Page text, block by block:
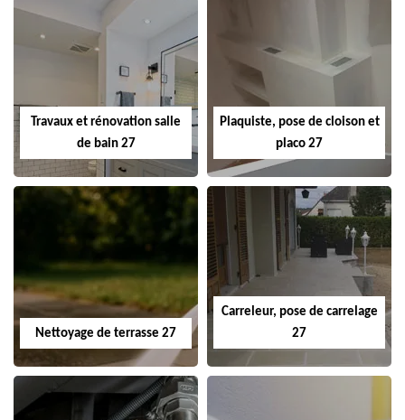
Travaux et rénovation salle
de bain 27
Plaquiste, pose de cloison et
placo 27
Nettoyage de terrasse 27
Carreleur, pose de carrelage
27